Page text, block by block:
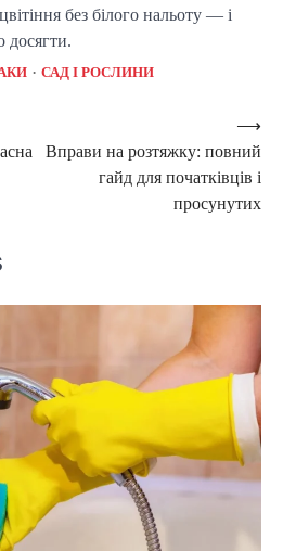
без білого нальоту — і
досягти.
САД І РОСЛИНИ
Вправи на розтяжку: повний
гайд для початківців і
просунутих
⟶